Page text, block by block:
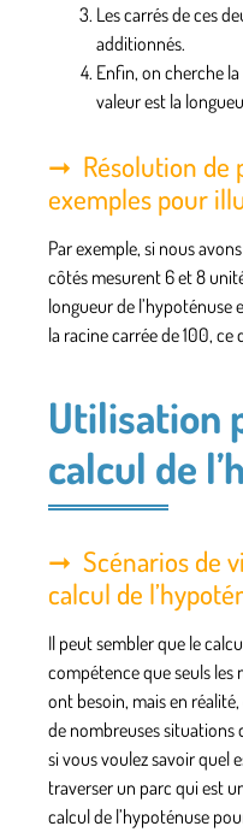
Les carrés de ces
additionnés.
Enfin, on cherche
valeur est la
Résolution de
exemples pour
Par exemple, si nous
côtés mesurent 6 et 8
longueur de l’hypoténuse
la racine carrée de 100, ce
Utilisation
calcul de
Scénarios de
calcul de
Il peut sembler que le
compétence que seuls les
ont besoin, mais en
de nombreuses situations
si vous voulez savoir quel
traverser un parc qui est
calcul de l’hypoténuse